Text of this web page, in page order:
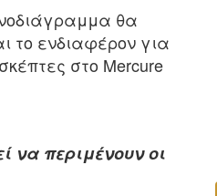
θα
το ενδιαφέρον για
στο Mercure
να περιμένουν οι